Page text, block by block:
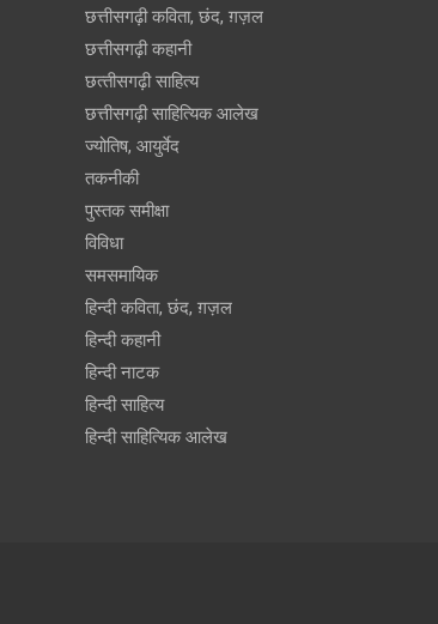
छत्तीसगढ़ी कविता, छंद, ग़ज़ल
छत्तीसगढ़ी कहानी
छत्‍तीसगढ़ी साहित्‍य
छत्तीसगढ़ी साहित्यिक आलेख
ज्योतिष, आयुर्वेद
तकनीकी
पुस्‍तक समीक्षा
विविधा
समसमायिक
हिन्दी कविता, छंद, ग़ज़ल
हिन्दी कहानी
हिन्‍दी नाटक
हिन्दी साहित्य
हिन्दी साहित्यिक आलेख